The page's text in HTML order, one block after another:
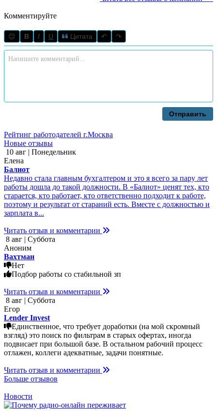
Комментируйте
😊 B I U Цитата ↶ ↷
Отправить
Рейтинг работодателей г.Москва
Новые отзывы
10 авг | Понедельник
Елена
Балиот
Недавно стала главным бухгалтером и это я всего за пару лет
работы дошла до такой должности. В «Балиот» ценят тех, кто
старается, кто работает, кто ответственно подходит к работе,
поэтому и результат от стараний есть. Вместе с должностью и
зарплата в...
Читать отзыв и комментарии
8 авг | Суббота
Аноним
Вахтман
Нет
Подбор работы со стабильной зп
Читать отзыв и комментарии
8 авг | Суббота
Егор
Lender Invest
Единственное, что требует доработки (на мой скромный
взгляд) это поиск по фильтрам в старых офертах, иногда
подвисает при большой базе. В остальном рабочий процесс
отлажен, коллеги адекватные, задачи понятные.
Читать отзыв и комментарии
Больше отзывов
Новости